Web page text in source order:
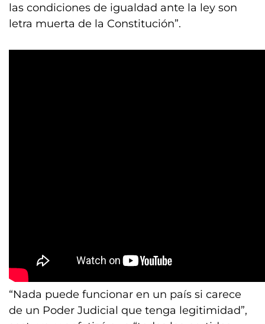
las condiciones de igualdad ante la ley son
letra muerta de la Constitución”.
“Nada puede funcionar en un país si carece
de un Poder Judicial que tenga legitimidad”,